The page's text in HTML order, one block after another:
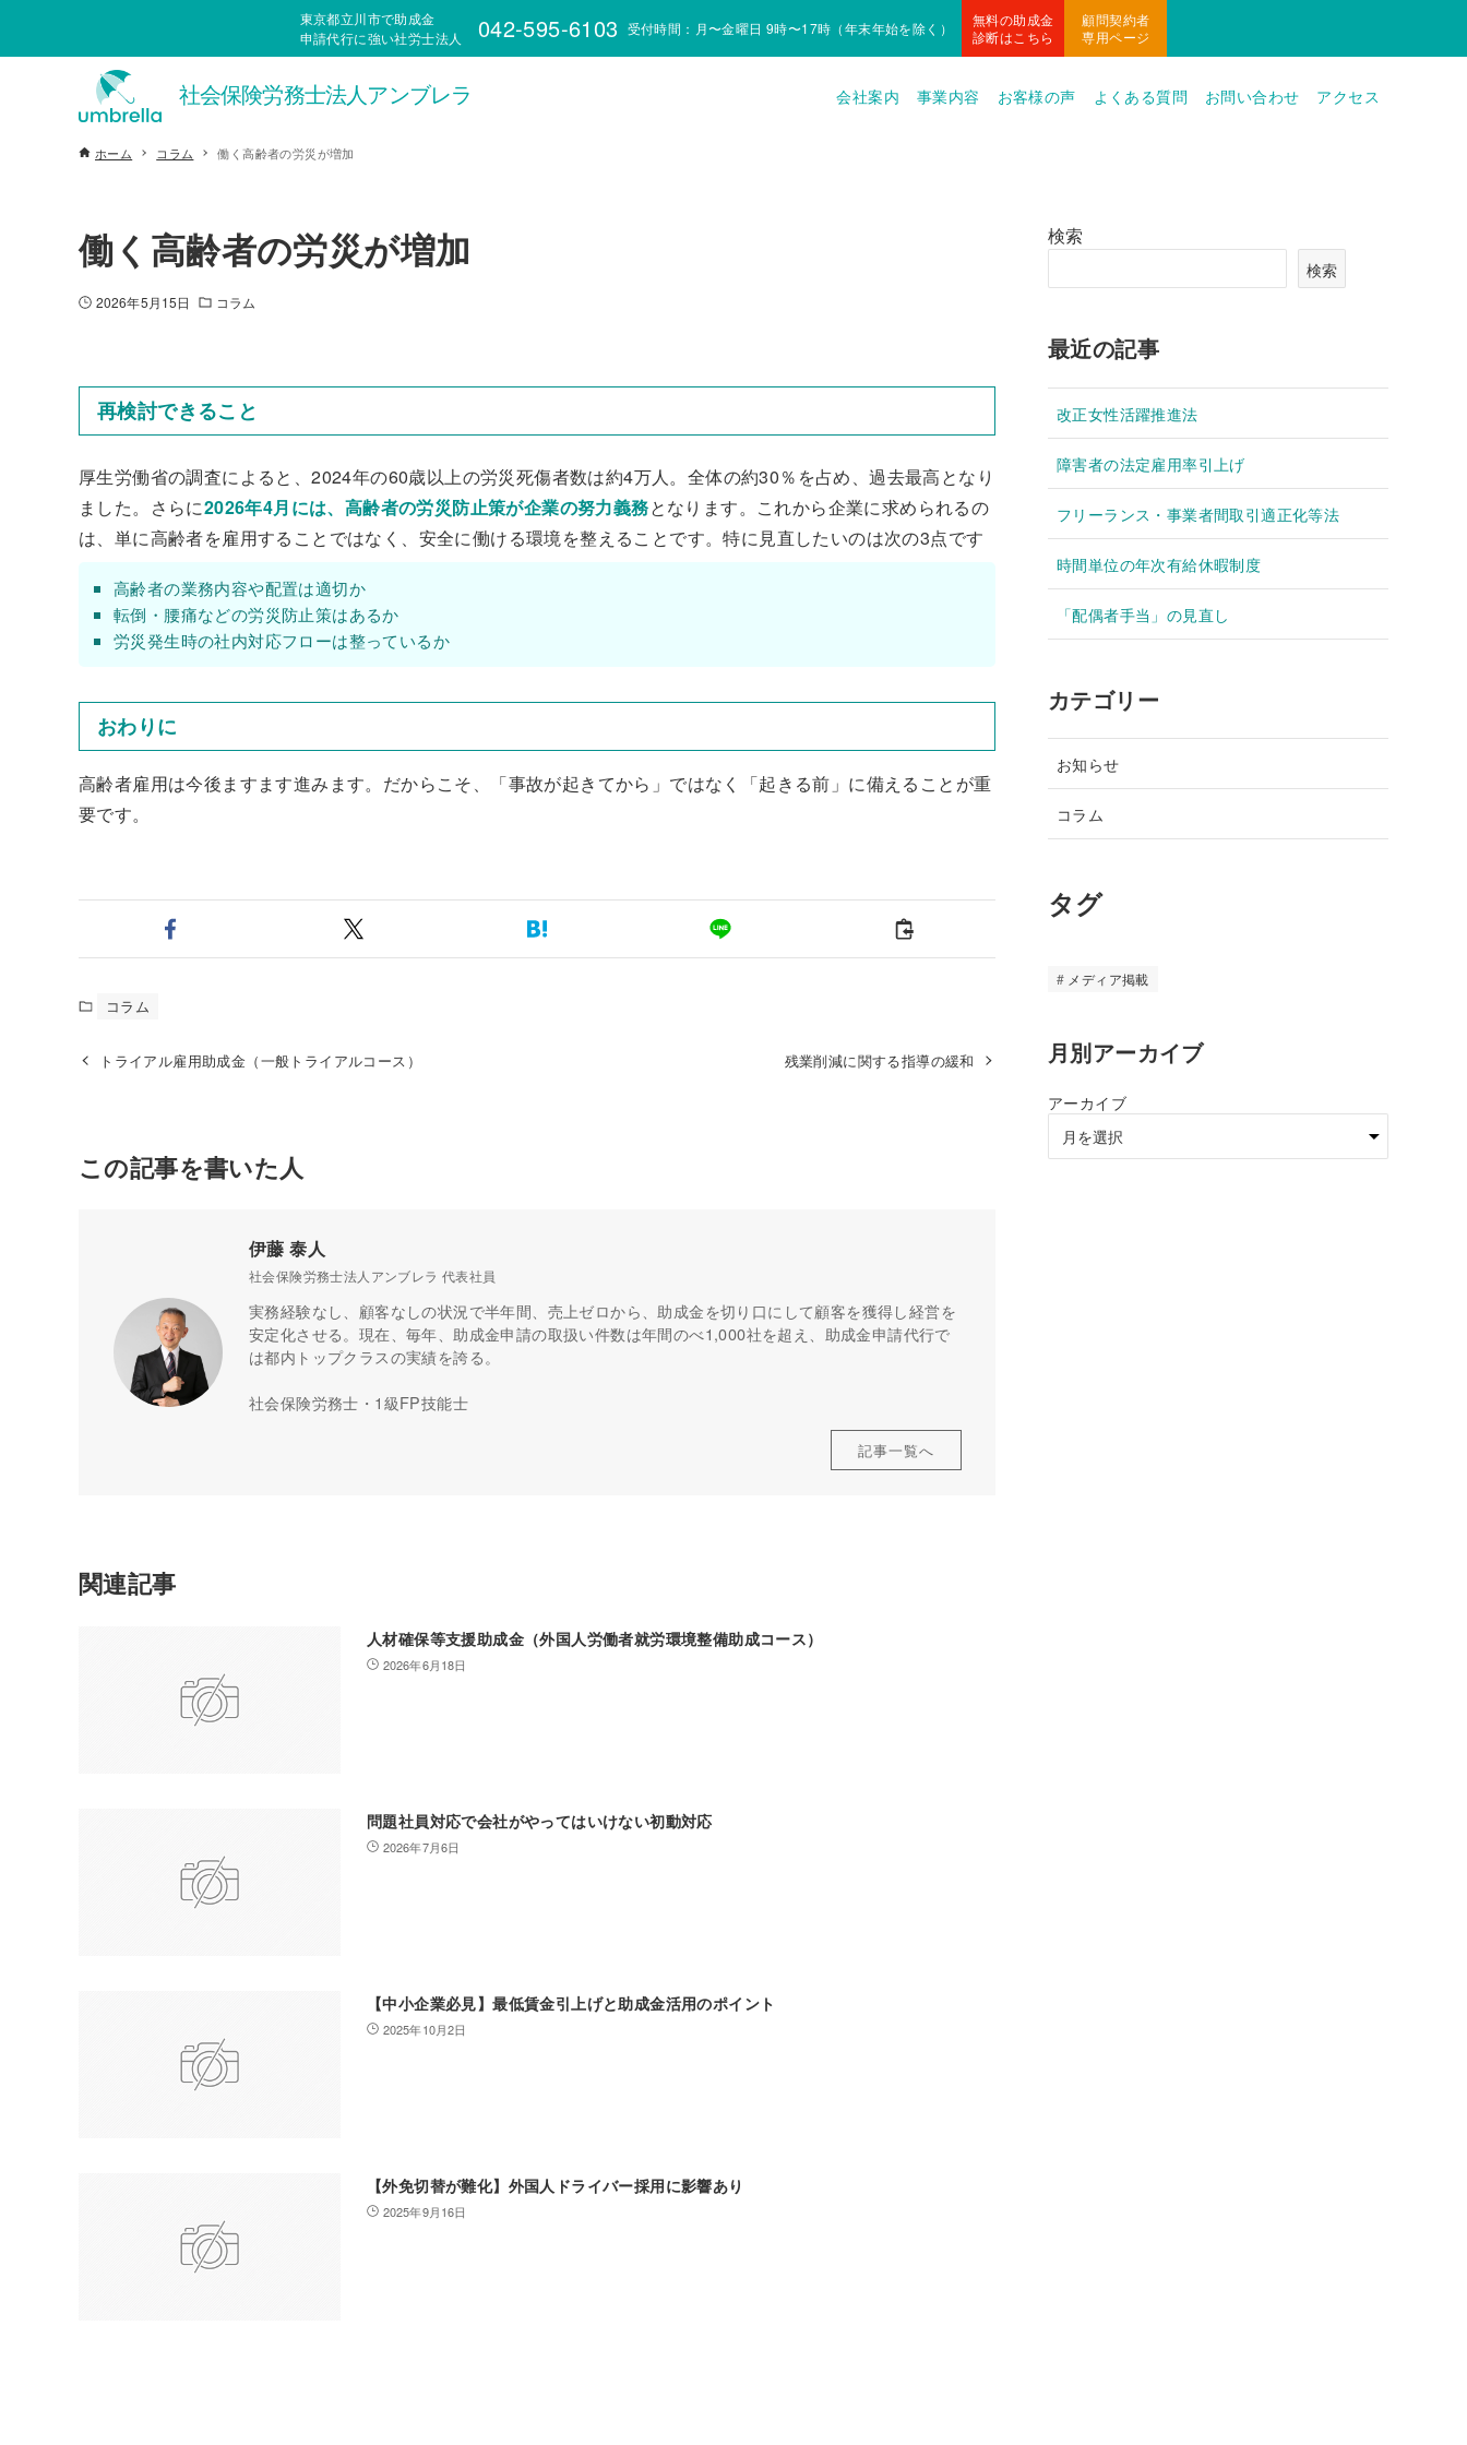
東京都立川市で助成金
申請代行に強い社労士法人
042-595-6103 受付時間：月〜金曜日 9時〜17時（年末年始を除く）
無料の助成金
診断はこちら
顧問契約者
専用ページ
会社案内 事業内容 お客様の声 よくある質問 お問い合わせ アクセス
ホーム コラム 働く高齢者の労災が増加
働く高齢者の労災が増加
2026年5月15日 コラム
再検討できること
厚生労働省の調査によると、2024年の60歳以上の労災死傷者数は約4万人。全体の約30％を占め、過去最高となり
ました。さらに2026年4月には、高齢者の労災防止策が企業の努力義務となります。これから企業に求められるの
は、単に高齢者を雇用することではなく、安全に働ける環境を整えることです。特に見直したいのは次の3点です
高齢者の業務内容や配置は適切か
転倒・腰痛などの労災防止策はあるか
労災発生時の社内対応フローは整っているか
おわりに
高齢者雇用は今後ますます進みます。だからこそ、「事故が起きてから」ではなく「起きる前」に備えることが重
要です。
コラム
トライアル雇用助成金（一般トライアルコース） 残業削減に関する指導の緩和
この記事を書いた人
伊藤 泰人
社会保険労務士法人アンブレラ 代表社員
実務経験なし、顧客なしの状況で半年間、売上ゼロから、助成金を切り口にして顧客を獲得し経営を
安定化させる。現在、毎年、助成金申請の取扱い件数は年間のべ1,000社を超え、助成金申請代行で
は都内トップクラスの実績を誇る。
社会保険労務士・1級FP技能士
記事一覧へ
関連記事
人材確保等支援助成金（外国人労働者就労環境整備助成コース）
2026年6月18日
問題社員対応で会社がやってはいけない初動対応
2026年7月6日
【中小企業必見】最低賃金引上げと助成金活用のポイント
2025年10月2日
【外免切替が難化】外国人ドライバー採用に影響あり
2025年9月16日
検索
検索
最近の記事
改正女性活躍推進法
障害者の法定雇用率引上げ
フリーランス・事業者間取引適正化等法
時間単位の年次有給休暇制度
「配偶者手当」の見直し
カテゴリー
お知らせ
コラム
タグ
メディア掲載
月別アーカイブ
アーカイブ